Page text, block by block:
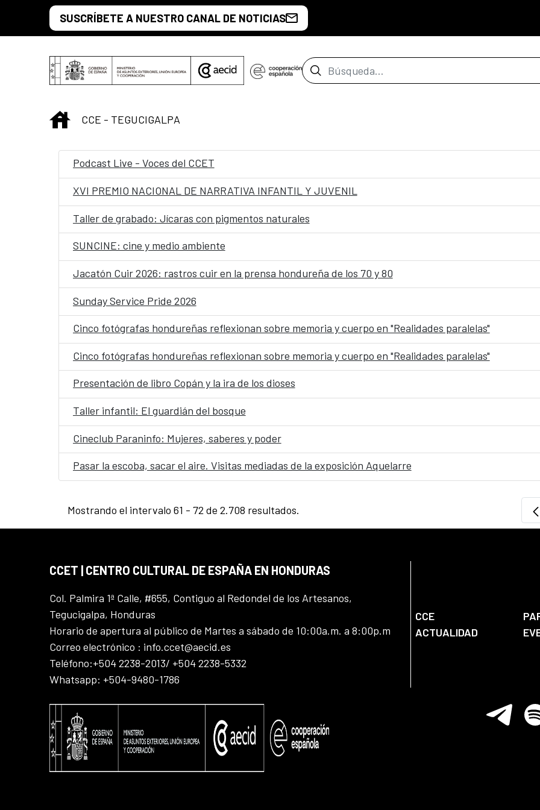
Saltar al contenido principal
SUSCRÍBETE A NUESTRO CANAL DE NOTICIAS
Barra de búsqueda
INICIO
CCE - TEGUCIGALPA
Podcast Live - Voces del CCET
XVI PREMIO NACIONAL DE NARRATIVA INFANTIL Y JUVENIL
Taller de grabado: Jícaras con pigmentos naturales
SUNCINE: cine y medio ambiente
Jacatón Cuir 2026: rastros cuir en la prensa hondureña de los 70 y 80
Sunday Service Pride 2026
Cinco fotógrafas hondureñas reflexionan sobre memoria y cuerpo en "Realidades paralelas"
Cinco fotógrafas hondureñas reflexionan sobre memoria y cuerpo en "Realidades paralelas"
Presentación de libro Copán y la ira de los dioses
Taller infantil: El guardián del bosque
Cineclub Paraninfo: Mujeres, saberes y poder
Pasar la escoba, sacar el aire. Visitas mediadas de la exposición Aquelarre
Mostrando el intervalo 61 - 72 de 2.708 resultados.
CCET | CENTRO CULTURAL DE ESPAÑA EN HONDURAS
Col. Palmira 1ª Calle, #655, Contiguo al Redondel de los Artesanos,
Tegucigalpa, Honduras
Horario de apertura al público de Martes a sábado de 10:00a.m. a 8:00p.m
Correo electrónico : info.ccet@aecid.es
Teléfono:+504 2238-2013/ +504 2238-5332
Whatsapp: +504-9480-1786
CCE
ACTUALIDAD
Telegram